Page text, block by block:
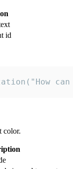
id
color.